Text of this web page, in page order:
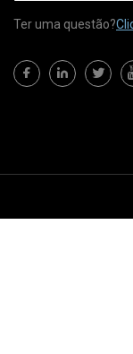
Ter uma questão?